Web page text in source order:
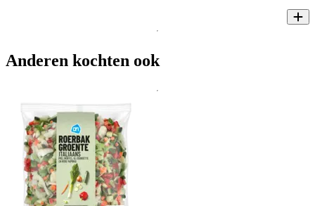
Anderen kochten ook